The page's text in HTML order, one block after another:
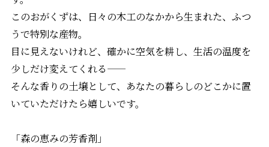
このおがくずは、日々の木工のなかから生まれた、ふつ
うで特別な産物。
目に見えないけれど、確かに空気を耕し、生活の温度を
少しだけ変えてくれる——
そんな香りの土壌として、あなたの暮らしのどこかに置
いていただけたら嬉しいです。
「森の恵みの芳香剤」